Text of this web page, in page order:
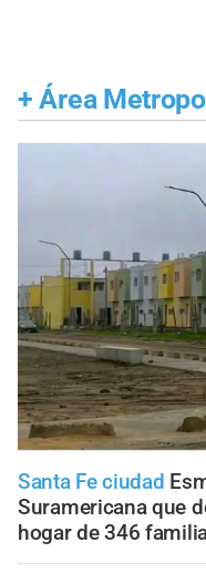
+ Área
Santa Fe ciudad
Suramericana que
hogar de 346